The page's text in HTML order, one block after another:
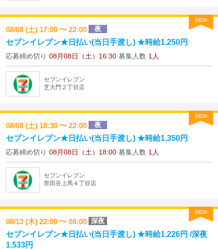
NEW
08/08 (土) 17:00 〜 22:00 夜
セブンイレブン★日払い(当日手渡し) ★時給1,250円
応募締め切り 08月08日（土）16:30 募集人数 1人
セブンイレブン
芝大門２丁目店
NEW
08/08 (土) 18:30 〜 22:00 夜
セブンイレブン★日払い(当日手渡し) ★時給1,350円
応募締め切り 08月08日（土）18:00 募集人数 1人
セブンイレブン
世田谷上馬４丁目店
NEW
08/13 (木) 22:00 〜 08:00 深夜
セブンイレブン★日払い(当日手渡し) ★時給1,226円 /深夜
1,533円